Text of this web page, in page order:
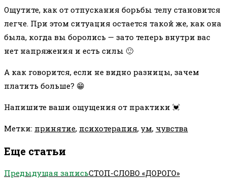
Ощутите, как от отпускания борьбы телу становится
легче. При этом ситуация остается такой же, как она
была, когда вы боролись — зато теперь внутри вас
нет напряжения и есть силы 🙂
А как говорится, если не видно разницы, зачем
платить больше? 😁
Напишите ваши ощущения от практики 💓
Метки: принятие, психотерапия, ум, чувства
Еще статьи
Предыдущая записьСТОП-СЛОВО «ДОРОГО»